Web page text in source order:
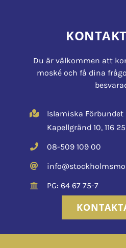
Du är välkommen att
moské och få dina
Islamiska
Kapellgränd 10, 116
08-509 109 00
PG: 64 67 75-7